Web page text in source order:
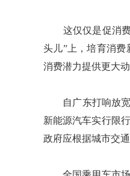
这仅仅是促消费
头儿”上，培育消
消费潜力提供更大动
自广东打响放宽
新能源汽车实行限
政府应根据城市交